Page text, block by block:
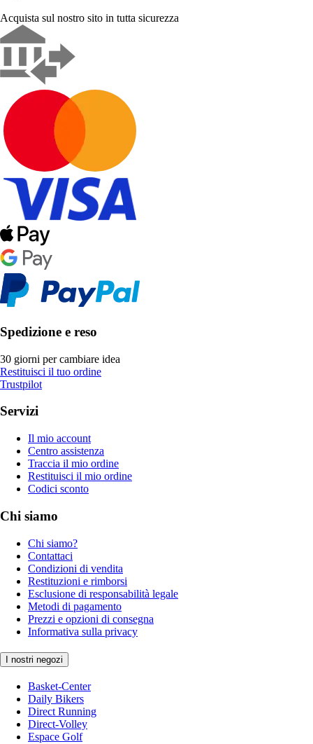
Acquista sul nostro sito in tutta sicurezza
Spedizione e reso
30 giorni per cambiare idea
Restituisci il tuo ordine
Trustpilot
Servizi
Il mio account
Centro assistenza
Traccia il mio ordine
Restituisci il mio ordine
Codici sconto
Chi siamo
Chi siamo?
Contattaci
Condizioni di vendita
Restituzioni e rimborsi
Esclusione di responsabilità legale
Metodi di pagamento
Prezzi e opzioni di consegna
Informativa sulla privacy
I nostri negozi
Basket-Center
Daily Bikers
Direct Running
Direct-Volley
Espace Golf